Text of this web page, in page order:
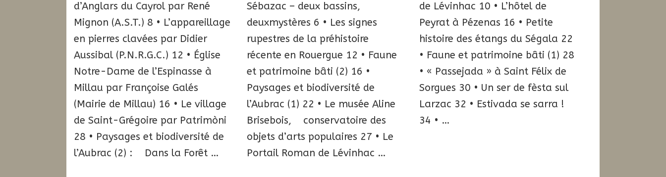
d’Anglars du Cayrol par René
Mignon (A.S.T.) 8 • L’appareillage
en pierres clavées par Didier
Aussibal (P.N.R.G.C.) 12 • Église
Notre-Dame de l’Espinasse à
Millau par Françoise Galés
(Mairie de Millau) 16 • Le village
de Saint-Grégoire par Patrimòni
28 • Paysages et biodiversité de
l’Aubrac (2) : Dans la Forêt …
Sébazac – deux bassins,
deuxmystères 6 • Les signes
rupestres de la préhistoire
récente en Rouergue 12 • Faune
et patrimoine bâti (2) 16 •
Paysages et biodiversité de
l’Aubrac (1) 22 • Le musée Aline
Brisebois, conservatoire des
objets d’arts populaires 27 • Le
Portail Roman de Lévinhac …
de Lévinhac 10 • L’hôtel de
Peyrat à Pézenas 16 • Petite
histoire des étangs du Ségala 22
• Faune et patrimoine bâti (1) 28
• « Passejada » à Saint Félix de
Sorgues 30 • Un ser de fèsta sul
Larzac 32 • Estivada se sarra !
34 • …